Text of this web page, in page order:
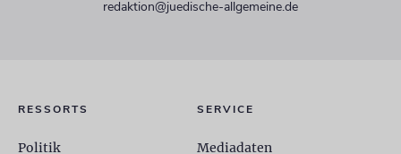
redaktion@juedische-allgemeine.de
RESSORTS
Politik
SERVICE
Mediadaten